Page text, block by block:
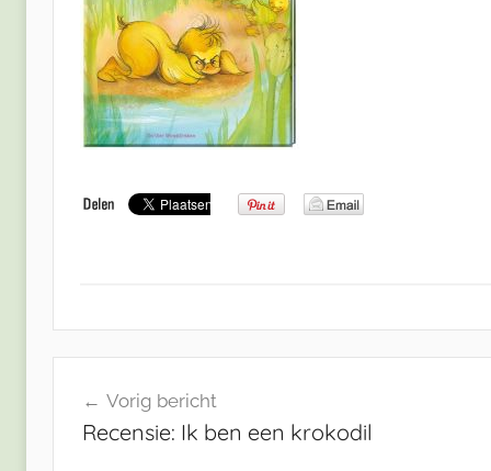
navigatie
Vorig bericht
Recensie: Ik ben een krokodil